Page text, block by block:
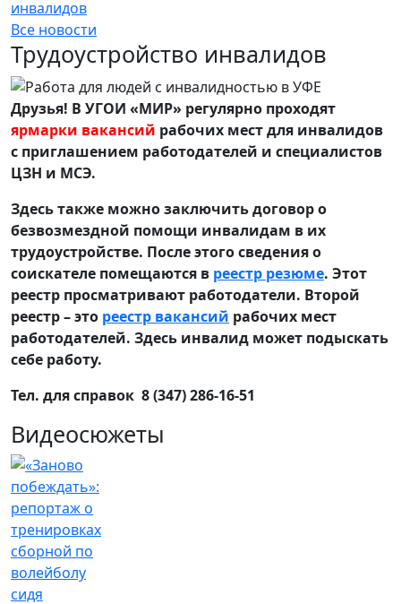
инвалидов
Все новости
Трудоустройство инвалидов
Друзья! В УГОИ «МИР» регулярно проходят
ярмарки вакансий рабочих мест для инвалидов
с приглашением работодателей и специалистов
ЦЗН и МСЭ.
Здесь также можно заключить договор о
безвозмездной помощи инвалидам в их
трудоустройстве. После этого сведения о
соискателе помещаются в реестр резюме. Этот
реестр просматривают работодатели. Второй
реестр – это реестр вакансий рабочих мест
работодателей. Здесь инвалид может подыскать
себе работу.
Тел. для справок 8 (347) 286-16-51
Видеосюжеты